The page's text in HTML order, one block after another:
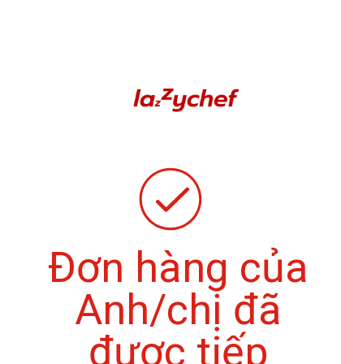
Đơn hàng của
Anh/chị đã
được tiếp